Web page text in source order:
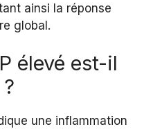
ainsi la réponse
global.
élevé est-il
une inflammation